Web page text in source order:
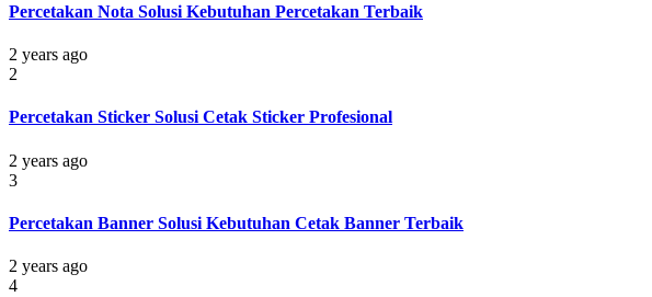
Percetakan Nota Solusi Kebutuhan Percetakan Terbaik
2 years ago
2
Percetakan Sticker Solusi Cetak Sticker Profesional
2 years ago
3
Percetakan Banner Solusi Kebutuhan Cetak Banner Terbaik
2 years ago
4